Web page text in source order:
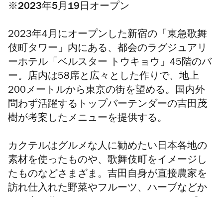
※2023年5月19日オープン
2023年4月にオープンした新宿の「東急歌舞
伎町タワー」内にある、都会のラグジュアリ
ーホテル「ベルスター トウキョウ」45階のバ
ー。 店内は58席と広々とした作りで、地上
200メートルから東京の街を望める。
国内外
問わず活躍するトップバーテンダーの吉田茂
樹が考案したメニューを提供する。
カクテルはグルメな人に勧めたい日本各地の
素材を使ったものや、歌舞伎町をイメージし
たものなどさまざま。吉田自身が直接農家を
訪れ仕入れた野菜やフルーツ、ハーブなどか